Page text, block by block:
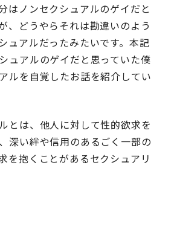
はノンセクシュアルのゲイだと
、どうやらそれは勘違いのよう
ュアルだったみたいです。本記
ュアルのゲイだと思っていた僕
ルを自覚したお話を紹介してい
とは、他人に対して性的欲求を
深い絆や信用のあるごく一部の
を抱くことがあるセクシュアリ